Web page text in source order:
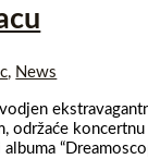
, News
održaće